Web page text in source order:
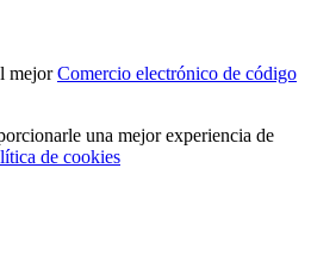
mejorComercio electrónico de código
una mejor experiencia de
de cookies